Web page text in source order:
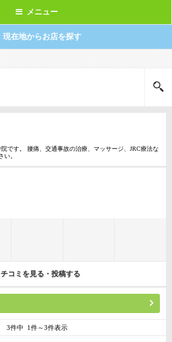
メニュー
現在地からお店を探す
です。 腰痛、交通事故の治療、マッサージ、JRC療法な
い。
コミを見る・投稿する
3件中 1件～3件表示